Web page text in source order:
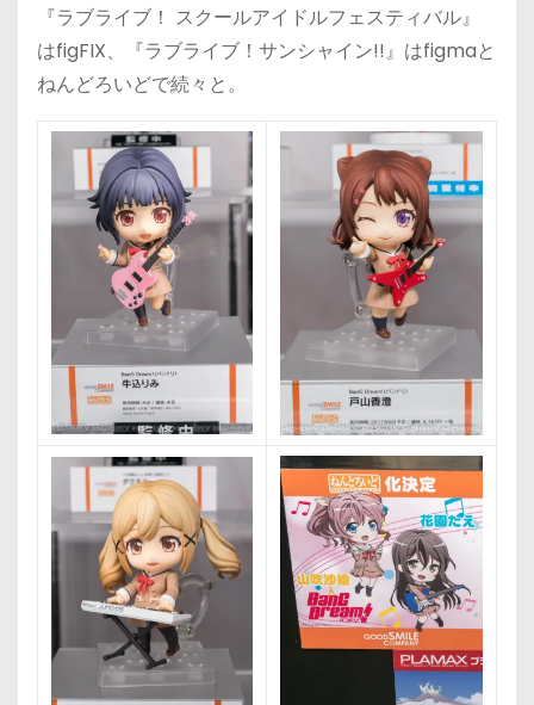
『ラブライブ！ スクールアイドルフェスティバル』
はfigFIX、『ラブライブ！サンシャイン!!』はfigmaと
ねんどろいどで続々と。